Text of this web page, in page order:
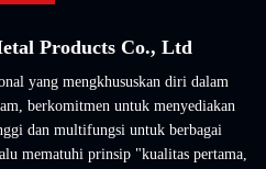
Products Co., Ltd
yang mengkhususkan diri dalam
berkomitmen untuk menyediakan
dan multifungsi untuk berbagai
mematuhi prinsip "kualitas pertama,